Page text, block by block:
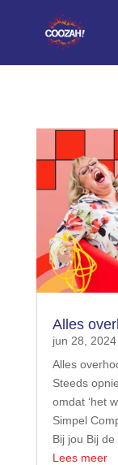
Alles
jun 28, 2024
Alles
Steeds
omdat ‘het
Simpel
Bij jou Bij
Lees meer